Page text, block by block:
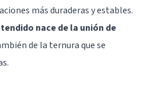
más duraderas y estables.
nace de la unión de
de la ternura que se